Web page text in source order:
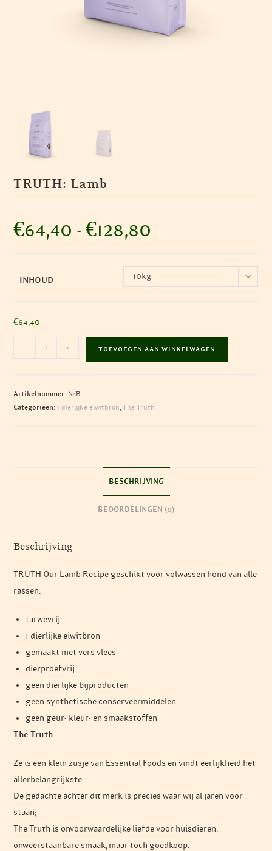
TRUTH: Lamb
€64,40 - €128,80
INHOUD 10kg
€64,40
Lamb
- + TOEVOEGEN AAN WINKELWAGEN
Artikelnummer: N/B
Categorieën: 1 dierlijke eiwitbron ,The Truth
BESCHRIJVING
BEOORDELINGEN (0)
Beschrijving
TRUTH Our Lamb Recipe geschikt voor volwassen hond van alle
rassen.
tarwevrij
1 dierlijke eiwitbron
gemaakt met vers vlees
dierproefvrij
geen dierlijke bijproducten
geen synthetische conserveermiddelen
geen geur- kleur- en smaakstoffen
The Truth
Ze is een klein zusje van Essential Foods en vindt eerlijkheid het
allerbelangrijkste.
De gedachte achter dit merk is precies waar wij al jaren voor
staan;
The Truth is onvoorwaardelijke liefde voor huisdieren,
onweerstaanbare smaak, maar toch goedkoop.